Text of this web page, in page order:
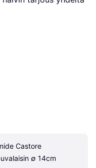
Castore
∅ 14cm